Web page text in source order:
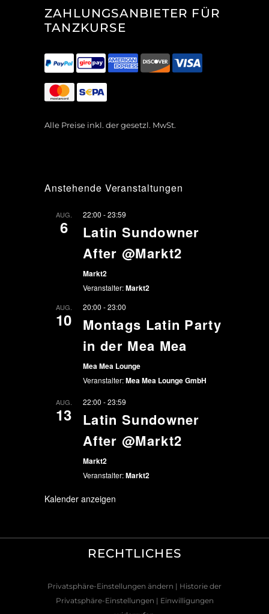
ZAHLUNGSANBIETER FÜR
TANZKURSE
Alle Preise inkl. der gesetzl. MwSt.
Anstehende Veranstaltungen
AUG.
6
22:00 -23:59
Latin Sundowner
After @Markt2
Markt2
Veranstalter:Markt2
AUG.
10
20:00 -23:00
Montags Latin Party
in der Mea Mea
Mea Mea Lounge
Veranstalter:Mea Mea Lounge GmbH
AUG.
13
22:00 -23:59
Latin Sundowner
After @Markt2
Markt2
Veranstalter:Markt2
Kalender anzeigen
RECHTLICHES
Privatsphäre-Einstellungen ändern | Historie der
Privatsphäre-Einstellungen | Einwilligungen